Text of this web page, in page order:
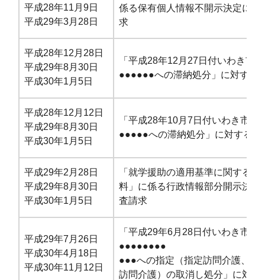
平成28年11月9日
平成29年3月28日
係る保有個人情報不開示決定に対
求
平成28年12月28日
平成29年8月30日
平成30年1月5日
「平成28年12月27日付いわき市
●●●●●●への滞納処分」に対する
平成28年12月12日
平成29年8月30日
平成30年1月5日
「平成28年10月7日付いわき市長
●●●●●への滞納処分」に対する審
平成29年2月28日
平成29年8月30日
平成30年1月5日
「就学援助の適用基準に関するす
料 」に係る行政情報部分開示決定
査請求
平成29年7月26日
平成30年4月18日
平成30年11月12日
「平成29年6月28日付いわき市長
●●●●●●●●
●●●への指定（指定訪問介護、指
訪問介護）の取消し処分」に対す